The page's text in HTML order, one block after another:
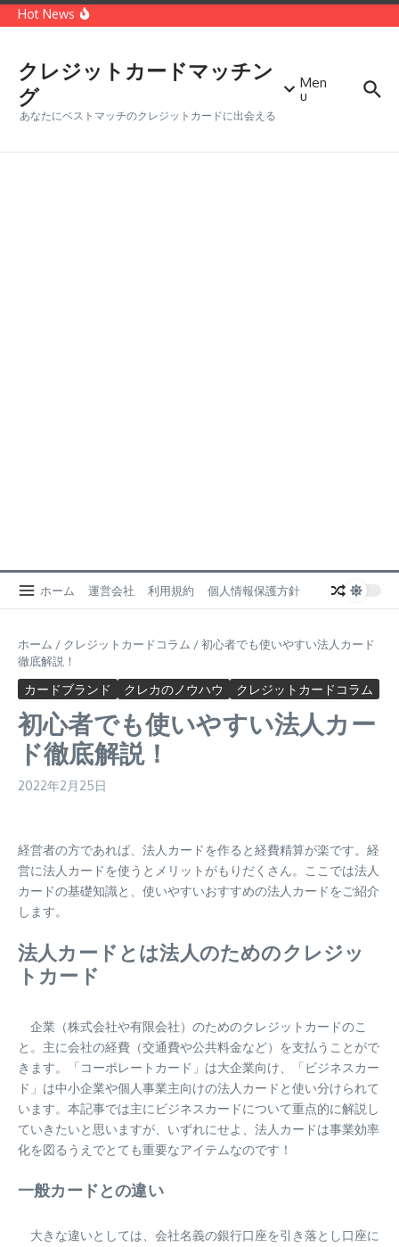
コンテンツへスキップ
Hot News
ット
クレジットカードマッチン
グ
あなたにベストマッチのクレジットカードに出会える
Men
u
ホーム 運営会社 利用規約 個人情報保護方針
ホーム / クレジットカードコラム /初心者でも使いやすい法人カード
徹底解説！
カードブランド クレカのノウハウ クレジットカードコラム
初心者でも使いやすい法人カー
ド徹底解説！
2022年2月25日
経営者の方であれば、法人カードを作ると経費精算が楽です。経
営に法人カードを使うとメリットがもりだくさん。ここでは法人
カードの基礎知識と、使いやすいおすすめの法人カードをご紹介
します。
法人カードとは法人のためのクレジッ
トカード
企業（株式会社や有限会社）のためのクレジットカードのこ
と。主に会社の経費（交通費や公共料金など）を支払うことがで
きます。「コーポレートカード」は大企業向け、「ビジネスカー
ド」は中小企業や個人事業主向けの法人カードと使い分けられて
います。本記事では主にビジネスカードについて重点的に解説し
ていきたいと思いますが、いずれにせよ、法人カードは事業効率
化を図るうえでとても重要なアイテムなのです！
一般カードとの違い
大きな違いとしては、会社名義の銀行口座を引き落とし口座に